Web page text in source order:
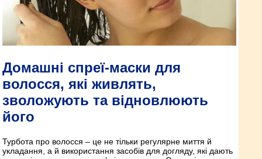
Домашні спреї-маски для
волосся, які живлять,
зволожують та відновлюють
його
Турбота про волосся – це не тільки регулярне миття й
укладання, а й використання засобів для догляду, які дають